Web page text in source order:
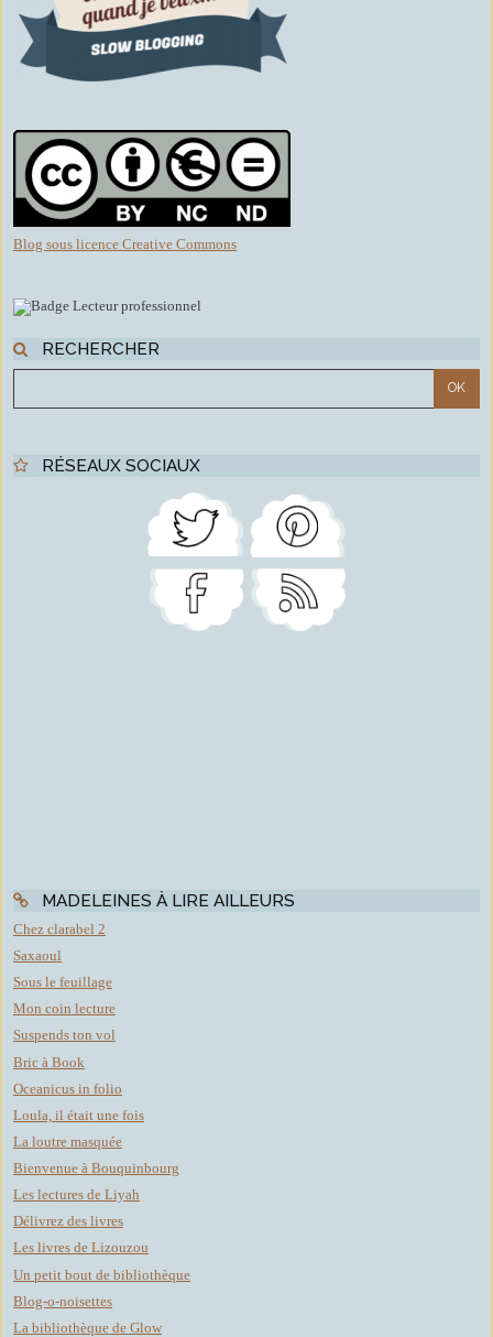
Blog sous licence Creative Commons
RECHERCHER
RÉSEAUX SOCIAUX
MADELEINES À LIRE AILLEURS
Chez clarabel 2
Saxaoul
Sous le feuillage
Mon coin lecture
Suspends ton vol
Bric à Book
Oceanicus in folio
Loula, il était une fois
La loutre masquée
Bienvenue à Bouquinbourg
Les lectures de Liyah
Délivrez des livres
Les livres de Lizouzou
Un petit bout de bibliothèque
Blog-o-noisettes
La bibliothèque de Glow